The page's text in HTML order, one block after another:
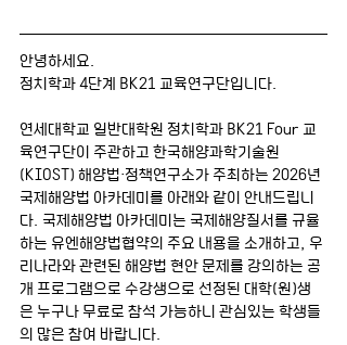
안녕하세요.
정치학과 4단계 BK21 교육연구단입니다.
연세대학교 일반대학원 정치학과 BK21 Four 교
육연구단이 주관하고 한국해양과학기술원
(KIOST) 해양법·정책연구소가 주최하는 2026년
국제해양법 아카데미를 아래와 같이 안내드립니
다. 국제해양법 아카데미는 국제해양질서를 규율
하는 유엔해양법협약의 주요 내용을 소개하고, 우
리나라와 관련된 해양법 현안 문제를 강의하는 공
개 프로그램으로 수강생으로 선정된 대학(원)생
은 누구나 무료로 참석 가능하니 관심있는 학생들
의 많은 참여 바랍니다.